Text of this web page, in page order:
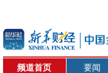
频道首页 要闻